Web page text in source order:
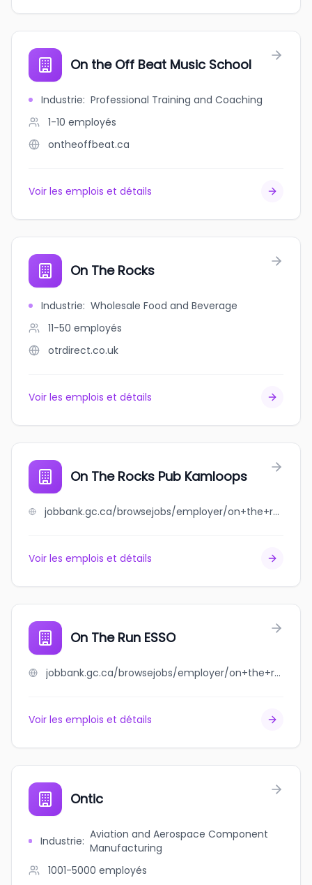
On the Off Beat Music School
Industrie: Professional Training and Coaching
1-10 employés
ontheoffbeat.ca
Voir les emplois et détails
On The Rocks
Industrie: Wholesale Food and Beverage
11-50 employés
otrdirect.co.uk
Voir les emplois et détails
On The Rocks Pub Kamloops
jobbank.gc.ca/browsejobs/employer/on+the+rocks+pub+kamloops/ca
Voir les emplois et détails
On The Run ESSO
jobbank.gc.ca/browsejobs/employer/on+the+run+esso/ca
Voir les emplois et détails
Ontic
Industrie: Aviation and Aerospace Component
Manufacturing
1001-5000 employés